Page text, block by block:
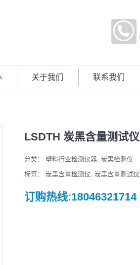
关于我们 联系我们
LSDTH 炭黑含量测试仪
分类： 塑料行业检测仪器, 炭黑检测仪
标签： 炭黑含量检测仪, 炭黑含量测试仪
订购热线:18046321714